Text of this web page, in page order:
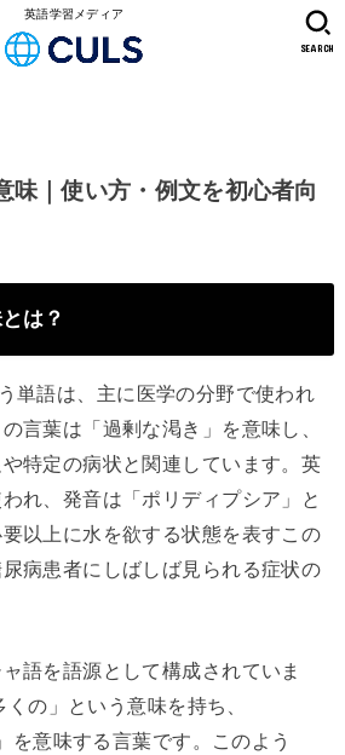
英語学習メディア
SEARCH
味｜使い方・例文を初心者向
は？
単語は、主に医学の分野で使われ
言葉は「過剰な渇き」を意味し、
特定の病状と関連しています。英
れ、発音は「ポリディプシア」と
以上に水を欲する状態を表すこの
病患者にしばしば見られる症状の
語を語源として構成されていま
の」という意味を持ち、
を意味する言葉です。このよう